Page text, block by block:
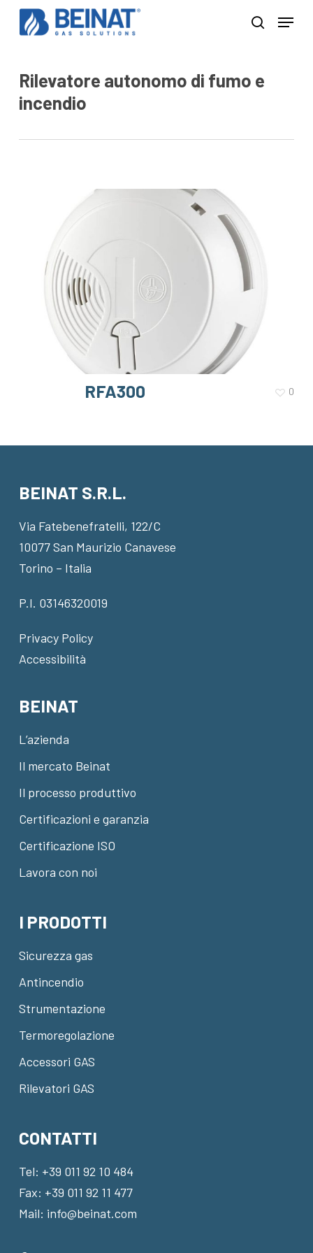
Skip
content
search
Menu
Rilevatore autonomo di fumo e
incendio
RFA300 0
BEINAT S.R.L.
Via Fatebenefratelli, 122/C
10077 San Maurizio Canavese
Torino – Italia
P.I. 03146320019
Privacy Policy
Accessibilità
BEINAT
L’azienda
Il mercato Beinat
Il processo produttivo
Certificazioni e garanzia
Certificazione ISO
Lavora con noi
I PRODOTTI
Sicurezza gas
Antincendio
Strumentazione
Termoregolazione
Accessori GAS
Rilevatori GAS
CONTATTI
Tel: +39 011 92 10 484
Fax: +39 011 92 11 477
Mail: info@beinat.com